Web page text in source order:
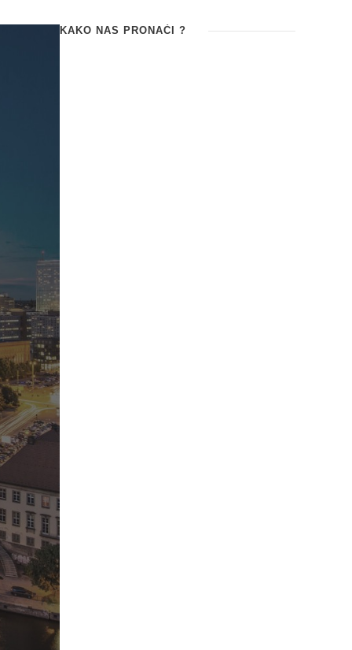
KAKO NAS PRONAĆI ?